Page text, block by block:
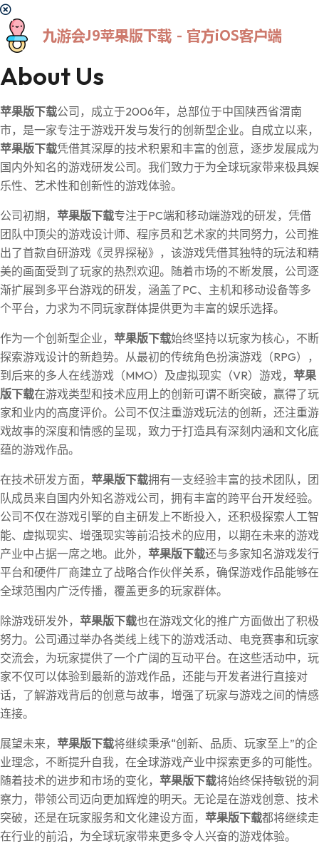
About Us
苹果版下载公司，成立于2006年，总部位于中国陕西省渭南
市，是一家专注于游戏开发与发行的创新型企业。自成立以来，
苹果版下载凭借其深厚的技术积累和丰富的创意，逐步发展成为
国内外知名的游戏研发公司。我们致力于为全球玩家带来极具娱
乐性、艺术性和创新性的游戏体验。
公司初期， 苹果版下载专注于PC端和移动端游戏的研发，凭借
团队中顶尖的游戏设计师、程序员和艺术家的共同努力，公司推
出了首款自研游戏《灵界探秘》，该游戏凭借其独特的玩法和精
美的画面受到了玩家的热烈欢迎。随着市场的不断发展，公司逐
渐扩展到多平台游戏的研发，涵盖了PC、主机和移动设备等多
个平台，力求为不同玩家群体提供更为丰富的娱乐选择。
作为一个创新型企业， 苹果版下载始终坚持以玩家为核心，不断
探索游戏设计的新趋势。从最初的传统角色扮演游戏（RPG），
到后来的多人在线游戏（MMO）及虚拟现实（VR）游戏， 苹果
版下载在游戏类型和技术应用上的创新可谓不断突破，赢得了玩
家和业内的高度评价。公司不仅注重游戏玩法的创新，还注重游
戏故事的深度和情感的呈现，致力于打造具有深刻内涵和文化底
蕴的游戏作品。
在技术研发方面， 苹果版下载拥有一支经验丰富的技术团队，团
队成员来自国内外知名游戏公司，拥有丰富的跨平台开发经验。
公司不仅在游戏引擎的自主研发上不断投入，还积极探索人工智
能、虚拟现实、增强现实等前沿技术的应用，以期在未来的游戏
产业中占据一席之地。此外， 苹果版下载还与多家知名游戏发行
平台和硬件厂商建立了战略合作伙伴关系，确保游戏作品能够在
全球范围内广泛传播，覆盖更多的玩家群体。
除游戏研发外， 苹果版下载也在游戏文化的推广方面做出了积极
努力。公司通过举办各类线上线下的游戏活动、电竞赛事和玩家
交流会，为玩家提供了一个广阔的互动平台。在这些活动中，玩
家不仅可以体验到最新的游戏作品，还能与开发者进行直接对
话，了解游戏背后的创意与故事，增强了玩家与游戏之间的情感
连接。
展望未来， 苹果版下载将继续秉承“创新、品质、玩家至上”的企
业理念，不断提升自我，在全球游戏产业中探索更多的可能性。
随着技术的进步和市场的变化， 苹果版下载将始终保持敏锐的洞
察力，带领公司迈向更加辉煌的明天。无论是在游戏创意、技术
突破，还是在玩家服务和文化建设方面， 苹果版下载都将继续走
在行业的前沿，为全球玩家带来更多令人兴奋的游戏体验。